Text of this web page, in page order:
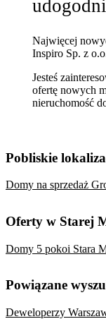
Najwięcej
Inspiro Sp. z
Jesteś
ofertę nowych
nieruchomość
Pobliskie
Domy na sprzedaż
Oferty w Starej
Domy 5 pokoi Stara
Powiązane
Deweloperzy